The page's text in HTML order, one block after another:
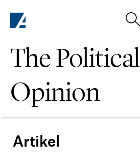
The Political
Opinion
Artikel